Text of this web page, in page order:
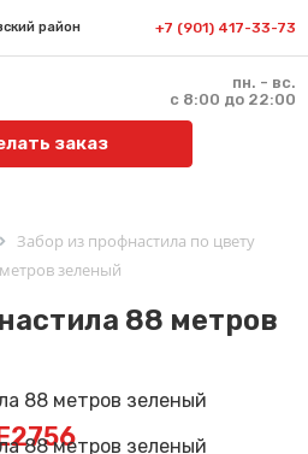
район +7 (901) 417-33-73
пн. - вс.
с 8:00 до 22:00
заказ
Забор из профнастила по цвету
зеленый
88 метров